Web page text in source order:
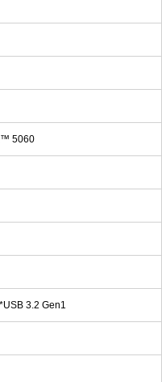
5060
3.2 Gen1